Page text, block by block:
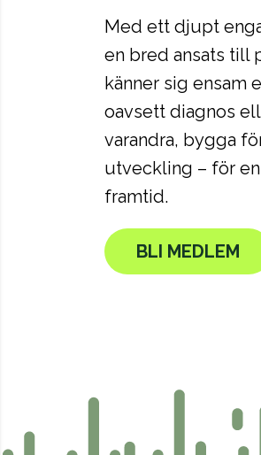
Med ett djupt
en bred ansats till
känner sig ensam
oavsett diagnos
varandra, bygga
utveckling – för
framtid.
BLI MEDLEM